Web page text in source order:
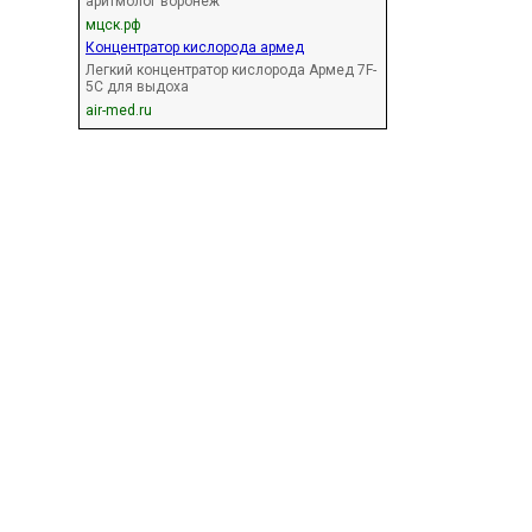
мцск.рф
Концентратор кислорода армед
Легкий концентратор кислорода Армед 7F-
5C для выдоха
air-med.ru